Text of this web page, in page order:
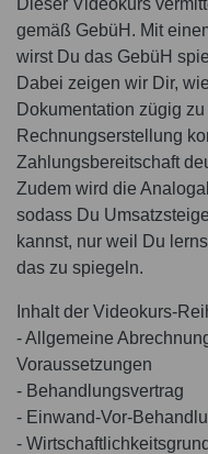
Dieser Videokurs
gemäß GebüH. Mit
wirst Du das GebüH
Dabei zeigen wir Dir,
Dokumentation zügig
Rechnungserstellung
Zahlungsbereitschaft
Zudem wird die
sodass Du
kannst, nur weil Du
das zu spiegeln.
Inhalt der Videokurs-
- Allgemeine
Voraussetzungen
- Behandlungsvertrag
- Einwand-Vor-
-